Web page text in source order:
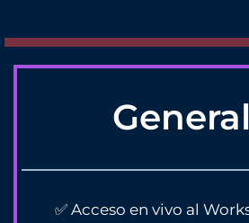
✅ Acceso en vivo al